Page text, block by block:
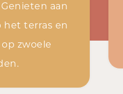
aan
het terras en
zwoele